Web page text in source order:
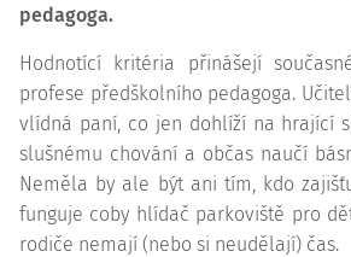
pedagoga.
Hodnotící kritéria přinášejí
profese předškolního pedagoga.
vlídná paní, co jen dohlíží na hrající
slušnému chování a občas naučí
Neměla by ale být ani tím, kdo
funguje coby hlídač parkoviště pro
rodiče nemají (nebo si neudělají) čas.